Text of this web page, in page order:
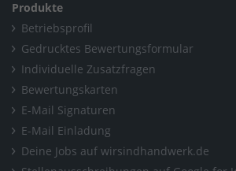
Produkte
Betriebsprofil
Gedrucktes Bewertungsformular
Individuelle Zusatzfragen
Bewertungskarten
E-Mail Signaturen
E-Mail Einladung
Deine Jobs auf wirsindhandwerk.de